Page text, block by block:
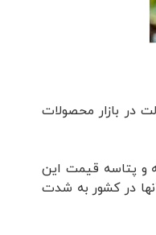
در بازار محصولات
از واردات کودهای فسفاته و پتاسه قیمت این
آنها در کشور به شدت